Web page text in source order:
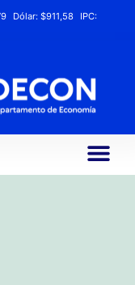
Dólar:$911,58
IPC: